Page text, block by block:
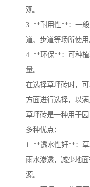
观。
3. **耐用性**：一
道、步道等场所使用
4. **环保**：可种
量。
在选择草坪砖时，
方面进行选择，以满
草坪砖是一种用于
多种优点：
1. **透水性好**：
雨水渗透，减少地
源。